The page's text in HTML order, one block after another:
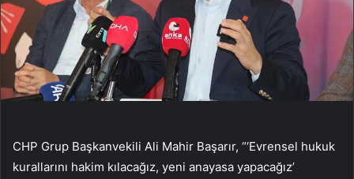
CHP Grup Başkanvekili Ali Mahir Başarır, “‘Evrensel hukuk
kurallarını hakim kılacağız, yeni anayasa yapacağız’